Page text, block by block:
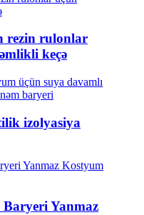
rezin rulonlar
keçə
izolyasiya
Yanmaz